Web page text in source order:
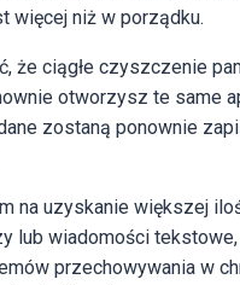
więcej niż w porządku.
że ciągłe czyszczenie
otworzysz te same
zostaną ponownie
na uzyskanie większej
lub wiadomości
przechowywania w